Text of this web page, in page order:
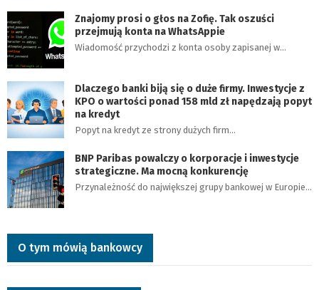
Znajomy prosi o głos na Zofię. Tak oszuści
przejmują konta na WhatsAppie
Wiadomość przychodzi z konta osoby zapisanej w…
Dlaczego banki biją się o duże firmy. Inwestycje z
KPO o wartości ponad 158 mld zł napędzają popyt
na kredyt
Popyt na kredyt ze strony dużych firm…
BNP Paribas powalczy o korporacje i inwestycje
strategiczne. Ma mocną konkurencję
Przynależność do największej grupy bankowej w Europie…
O tym mówią bankowcy